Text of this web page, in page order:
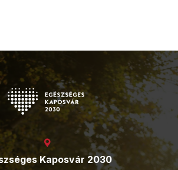
Kaposvár 2030